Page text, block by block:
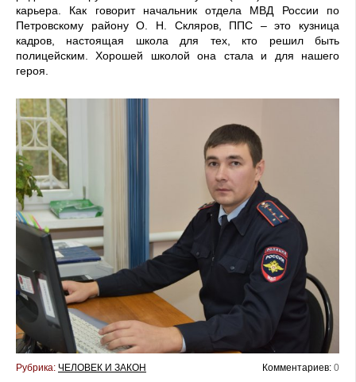
карьера. Как говорит начальник отдела МВД России по
Петровскому району О. Н. Скляров, ППС – это кузница
кадров, настоящая школа для тех, кто решил быть
полицейским. Хорошей школой она стала и для нашего
героя.
Рубрика: ЧЕЛОВЕК И ЗАКОН Комментариев: 0